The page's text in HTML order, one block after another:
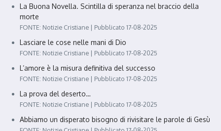
La Buona Novella. Scintilla di speranza nel braccio della
morte
FONTE: Notizie Cristiane Pubblicato 17-08-2025
Lasciare le cose nelle mani di Dio
FONTE: Notizie Cristiane Pubblicato 17-08-2025
L’amore è la misura definitiva del successo
FONTE: Notizie Cristiane Pubblicato 17-08-2025
La prova del deserto…
FONTE: Notizie Cristiane Pubblicato 17-08-2025
Abbiamo un disperato bisogno di rivisitare le parole di Gesù